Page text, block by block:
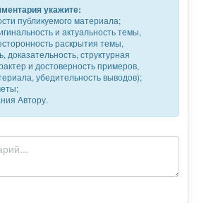
укажите:
публикуемого материала;
и актуальность темы,
раскрытия темы,
доказательность, структурная
и достоверность примеров,
убедительность выводов);
Автору.